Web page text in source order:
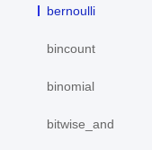
bernoulli
bincount
binomial
bitwise_and